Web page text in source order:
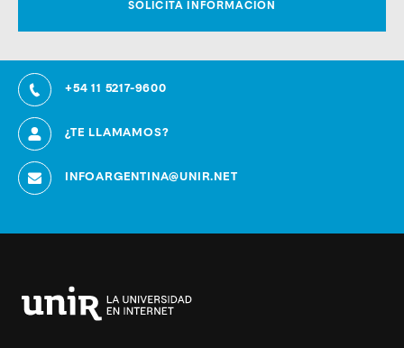
+54 11 5217-9600
¿TE LLAMAMOS?
INFOARGENTINA@UNIR.NET